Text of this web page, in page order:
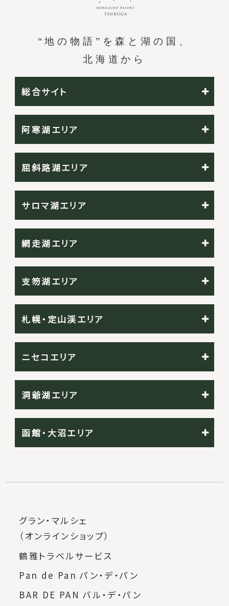
“地の物語”を森と湖の国、
北海道から
総合サイト
阿寒湖エリア
屈斜路湖エリア
サロマ湖エリア
網走湖エリア
支笏湖エリア
札幌・定山渓エリア
ニセコエリア
洞爺湖エリア
函館・大沼エリア
グラン・マルシェ
（オンラインショップ）
鶴雅トラベルサービス
Pan de Pan パン・デ・パン
BAR DE PAN バル・デ・パン